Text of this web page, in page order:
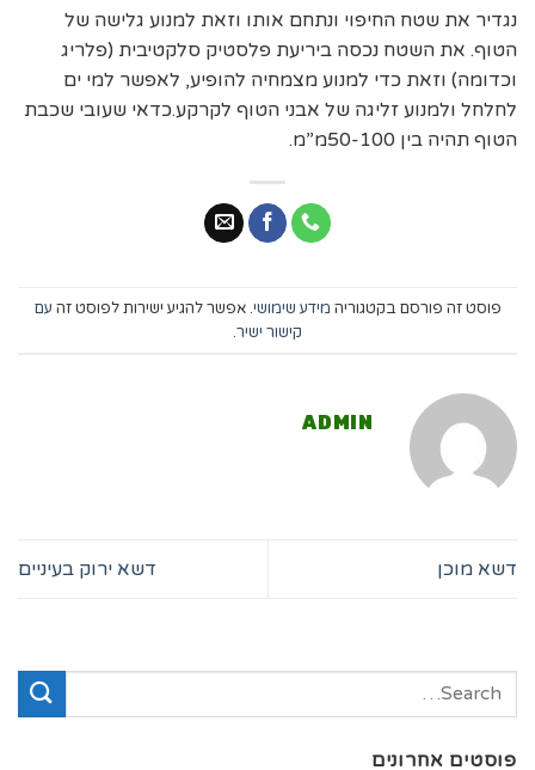
נגדיר את שטח החיפוי ונתחם אותו וזאת למנוע גלישה של
הטוף. את השטח נכסה ביריעת פלסטיק סלקטיבית (פלריג
וכדומה) וזאת כדי למנוע מצמחיה להופיע, לאפשר למי ים
לחלחל ולמנוע זליגה של אבני הטוף לקרקע.כדאי שעובי שכבת
הטוף תהיה בין 50-100מ”מ.
פוסט זה פורסם בקטגוריה מידע שימושי. אפשר להגיע ישירות לפוסט זה עם
קישור ישיר.
ADMIN
דשא מוכן דשא ירוק בעיניים
פוסטים אחרונים